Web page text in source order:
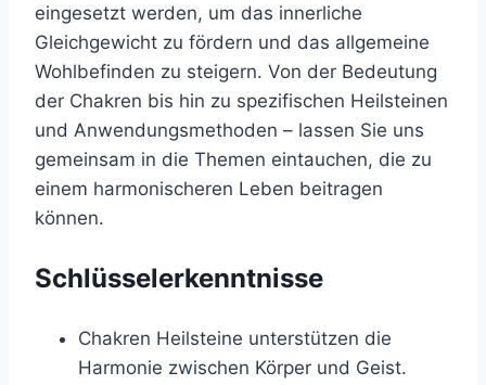
eingesetzt werden, um das innerliche
Gleichgewicht zu fördern und das allgemeine
Wohlbefinden zu steigern. Von der Bedeutung
der Chakren bis hin zu spezifischen Heilsteinen
und Anwendungsmethoden – lassen Sie uns
gemeinsam in die Themen eintauchen, die zu
einem harmonischeren Leben beitragen
können.
Schlüsselerkenntnisse
Chakren Heilsteine unterstützen die
Harmonie zwischen Körper und Geist.